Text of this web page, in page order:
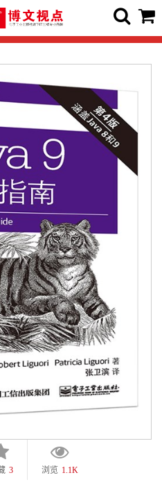
3 浏览 1.1K